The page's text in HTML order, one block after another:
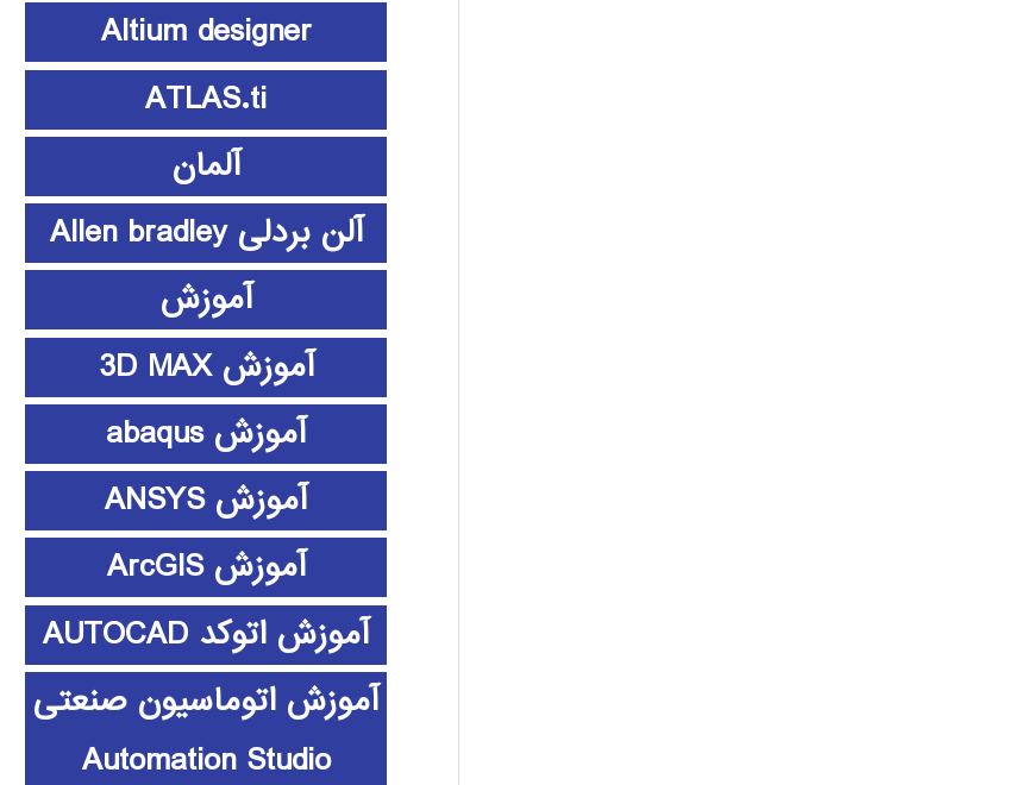
Altium designer
ATLAS.ti
آلمان
آلن بردلی Allen bradley
آموزش
آموزش 3D MAX
آموزش abaqus
آموزش ANSYS
آموزش ArcGIS
آموزش اتوکد AUTOCAD
آموزش اتوماسیون صنعتی
Automation Studio